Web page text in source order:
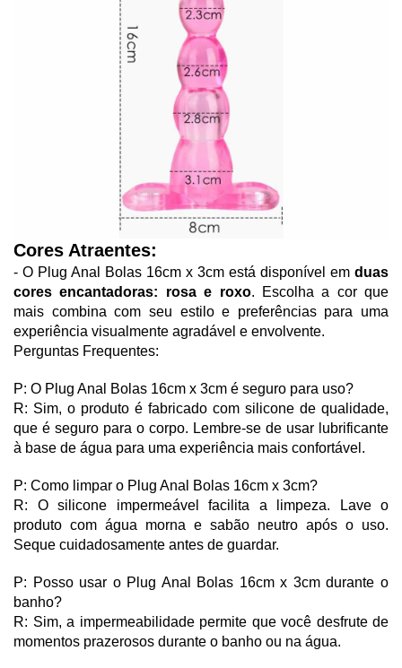
Cores Atraentes:
- O Plug Anal Bolas 16cm x 3cm está disponível em duas
cores encantadoras: rosa e roxo. Escolha a cor que
mais combina com seu estilo e preferências para uma
experiência visualmente agradável e envolvente.
Perguntas Frequentes:
P: O Plug Anal Bolas 16cm x 3cm é seguro para uso?
R: Sim, o produto é fabricado com silicone de qualidade,
que é seguro para o corpo. Lembre-se de usar lubrificante
à base de água para uma experiência mais confortável.
P: Como limpar o Plug Anal Bolas 16cm x 3cm?
R: O silicone impermeável facilita a limpeza. Lave o
produto com água morna e sabão neutro após o uso.
Seque cuidadosamente antes de guardar.
P: Posso usar o Plug Anal Bolas 16cm x 3cm durante o
banho?
R: Sim, a impermeabilidade permite que você desfrute de
momentos prazerosos durante o banho ou na água.